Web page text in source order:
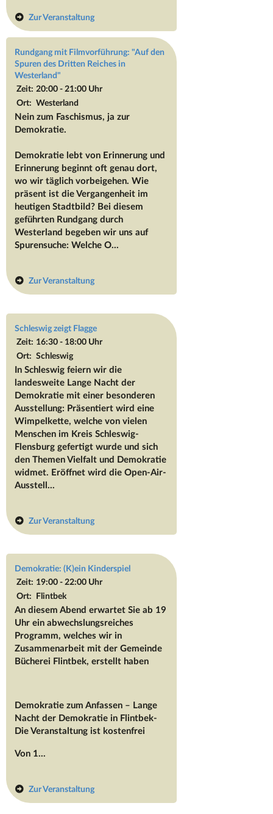
Zur Veranstaltung
Rundgang mit Filmvorführung: "Auf den
Spuren des Dritten Reiches in
Westerland"
Zeit: 20:00 - 21:00 Uhr
Ort: Westerland
Nein zum Faschismus, ja zur
Demokratie.
Demokratie lebt von Erinnerung und
Erinnerung beginnt oft genau dort,
wo wir täglich vorbeigehen. Wie
präsent ist die Vergangenheit im
heutigen Stadtbild? Bei diesem
geführten Rundgang durch
Westerland begeben wir uns auf
Spurensuche: Welche O...
Zur Veranstaltung
Schleswig zeigt Flagge
Zeit: 16:30 - 18:00 Uhr
Ort: Schleswig
In Schleswig feiern wir die
landesweite Lange Nacht der
Demokratie mit einer besonderen
Ausstellung: Präsentiert wird eine
Wimpelkette, welche von vielen
Menschen im Kreis Schleswig-
Flensburg gefertigt wurde und sich
den Themen Vielfalt und Demokratie
widmet. Eröffnet wird die Open-Air-
Ausstell...
Zur Veranstaltung
Demokratie: (K)ein Kinderspiel
Zeit: 19:00 - 22:00 Uhr
Ort: Flintbek
An diesem Abend erwartet Sie ab 19
Uhr ein abwechslungsreiches
Programm, welches wir in
Zusammenarbeit mit der Gemeinde
Bücherei Flintbek, erstellt haben
Demokratie zum Anfassen – Lange
Nacht der Demokratie in Flintbek-
Die Veranstaltung ist kostenfrei
Von 1...
Zur Veranstaltung